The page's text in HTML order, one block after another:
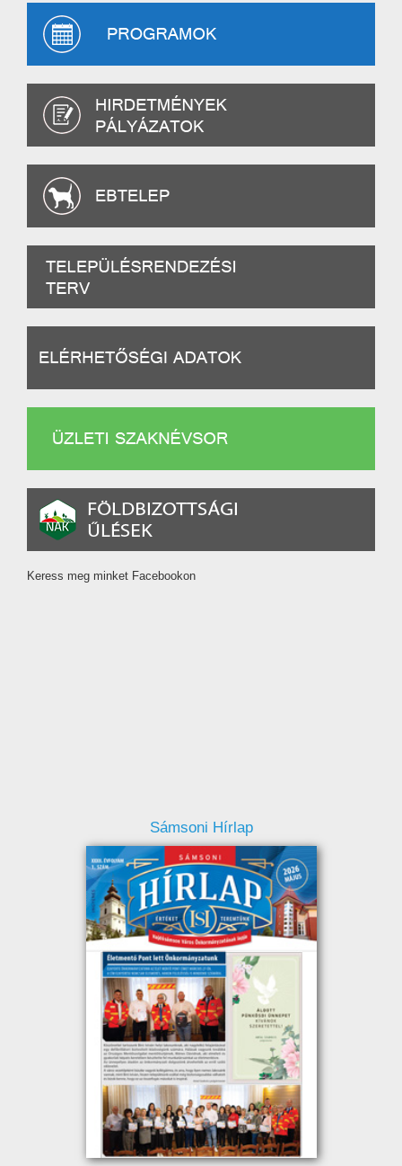
Keress meg minket Facebookon
Sámsoni Hírlap